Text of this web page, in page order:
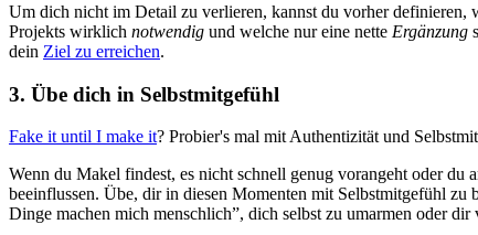
Um dich nicht im Detail zu verlieren, kannst du vorher definieren,
Projekts wirklich notwendig und welche nur eine nette Ergänzung
dein Ziel zu erreichen.
3. Übe dich in Selbstmitgefühl
Fake it until I make it? Probier's mal mit Authentizität und
Wenn du Makel findest, es nicht schnell genug vorangeht oder
beeinflussen. Übe, dir in diesen Momenten mit Selbstmitgefühl
Dinge machen mich menschlich”, dich selbst zu umarmen oder